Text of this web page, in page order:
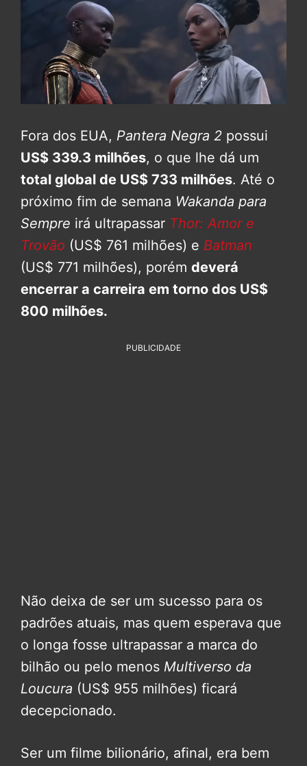
Fora dos EUA, Pantera Negra 2 possui
US$ 339.3 milhões, o que lhe dá um
total global de US$ 733 milhões. Até o
próximo fim de semana Wakanda para
Sempre irá ultrapassar Thor: Amor e
Trovão (US$ 761 milhões) e Batman
(US$ 771 milhões), porém deverá
encerrar a carreira em torno dos US$
800 milhões.
PUBLICIDADE
Não deixa de ser um sucesso para os
padrões atuais, mas quem esperava que
o longa fosse ultrapassar a marca do
bilhão ou pelo menos Multiverso da
Loucura (US$ 955 milhões) ficará
decepcionado.
Ser um filme bilionário, afinal, era bem